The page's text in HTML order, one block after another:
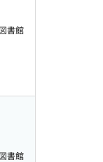
書館
書館